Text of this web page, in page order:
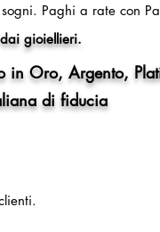
Paghi a rate con
gioiellieri.
in Oro, Argento,
di fiducia